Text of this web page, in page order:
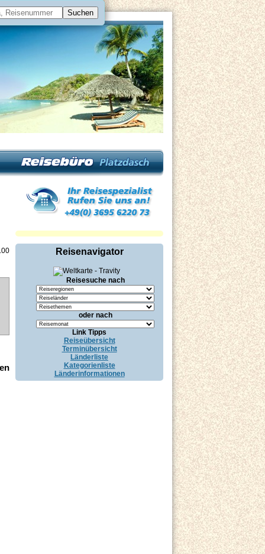
Reisenavigator
Reisesuche nach
oder nach
Link Tipps
Reiseübersicht
Terminübersicht
Länderliste
Kategorienliste
Länderinformationen